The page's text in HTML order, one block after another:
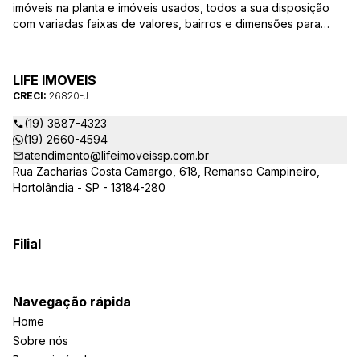
imóveis na planta e imóveis usados, todos a sua disposição
com variadas faixas de valores, bairros e dimensões para
as suas dúvidas sobre casas, apartamentos, terrenos, salas
comerciais e outros produtos imobiliários.
LIFE IMOVEIS
CRECI: 26820-J
(19) 3887-4323
(19) 2660-4594
atendimento@lifeimoveissp.com.br
Rua Zacharias Costa Camargo, 618, Remanso Campineiro,
Hortolândia - SP - 13184-280
Filial
Navegação rápida
Home
Sobre nós